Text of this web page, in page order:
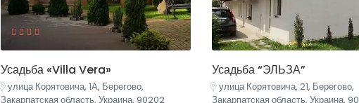
Усадьба «Villa Vera»
улица Корятовича, 1А, Берегово,
Закарпатская область, Украина, 90202
Усадьба “ЭЛЬЗА”
улица Корятовича, 21, Берегово,
Закарпатская область, Украина,